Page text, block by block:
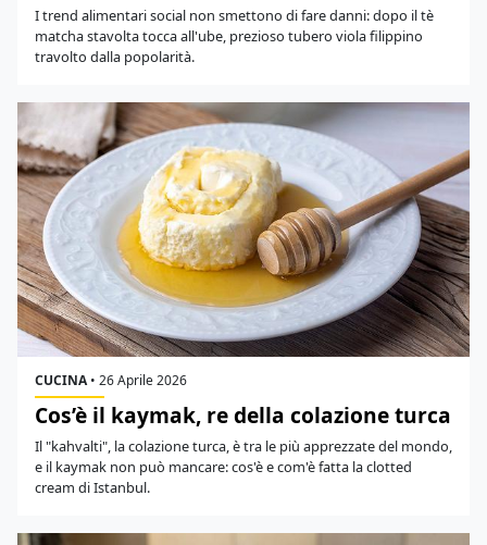
I trend alimentari social non smettono di fare danni: dopo il tè
matcha stavolta tocca all'ube, prezioso tubero viola filippino
travolto dalla popolarità.
CUCINA• 26 Aprile 2026
Cos’è il kaymak, re della colazione turca
Il "kahvalti", la colazione turca, è tra le più apprezzate del mondo,
e il kaymak non può mancare: cos'è e com'è fatta la clotted
cream di Istanbul.